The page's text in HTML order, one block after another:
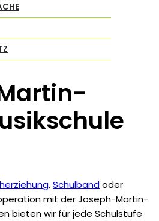
,Schulbandoder
mit der Joseph-Martin-
bieten wir für jede Schulstufe